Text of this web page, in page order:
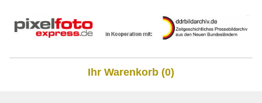
Ihr Warenkorb (0)